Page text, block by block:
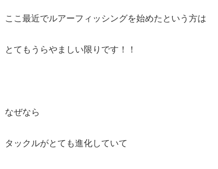
ここ最近でルアーフィッシングを始めたという方は
とてもうらやましい限りです！！
なぜなら
タックルがとても進化していて